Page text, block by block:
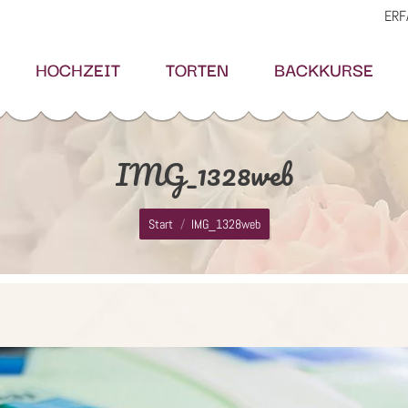
HOCHZEIT TORTEN BACKKURSE
IMG_1328web
Sie befinden sich hier:
Start IMG_1328web